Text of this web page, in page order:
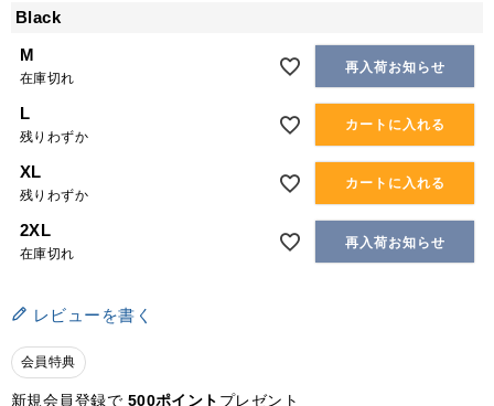
Black
M
在庫切れ
再入荷お知らせ
L
残りわずか
カートに入れる
XL
残りわずか
カートに入れる
2XL
在庫切れ
再入荷お知らせ
レビューを書く
会員特典
新規会員登録で 500ポイント プレゼント